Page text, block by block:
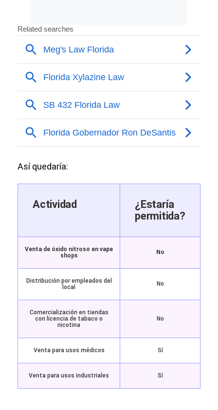
Así quedaría:
Actividad
¿Estaría
permitida?
Venta de óxido nitroso en vape
shops
No
Distribución por empleados del
local
No
Comercialización en tiendas
con licencia de tabaco o
nicotina
No
Venta para usos médicos Sí
Venta para usos industriales Sí